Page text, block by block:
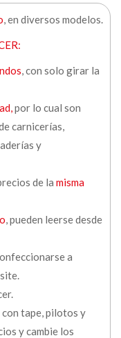
, en diversos modelos.
, con solo girar la
por lo cual son
carnicerías,
y
de la misma
, pueden leerse desde
a
tape, pilotos y
y cambie los